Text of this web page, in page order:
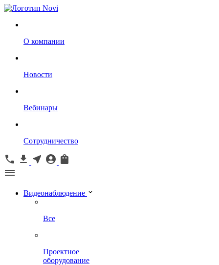
О компании
Новости
Вебинары
Сотрудничество
Видеонаблюдение
Все
Проектное
оборудование